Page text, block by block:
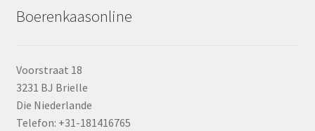
Boerenkaasonline
Voorstraat 18
3231 BJ Brielle
Die Niederlande
Telefon: +31-181416765